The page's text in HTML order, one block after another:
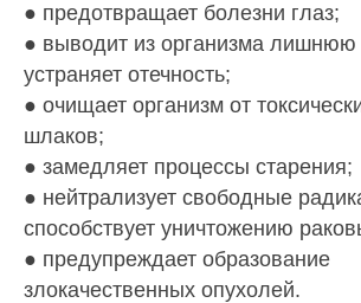
● предотвращает болезни глаз;
● выводит из организма лишнюю
устраняет отечность;
● очищает организм от
шлаков;
● замедляет процессы старения;
● нейтрализует свободные
способствует уничтожению
● предупреждает образование
злокачественных опухолей.